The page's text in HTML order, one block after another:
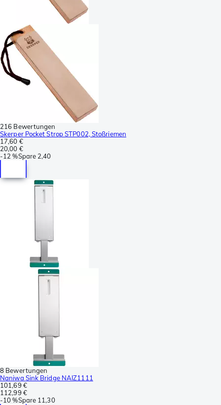
216 Bewertungen
Skerper Pocket Strop STP002, Stoßriemen
17,60 €
20,00 €
-12 %Spare 2,40
8 Bewertungen
Naniwa Sink Bridge NAIZ1111
101,69 €
112,99 €
-10 %Spare 11,30